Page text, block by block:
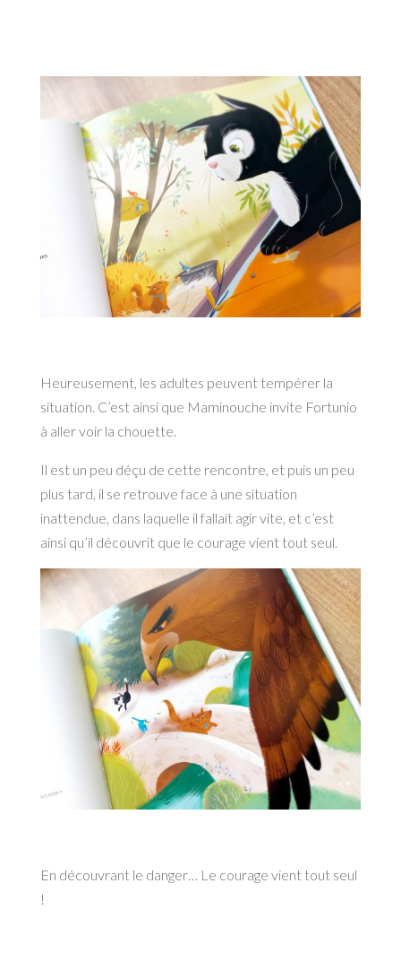
Heureusement, les adultes peuvent tempérer la
situation. C’est ainsi que Maminouche invite Fortunio
à aller voir la chouette.
Il est un peu déçu de cette rencontre, et puis un peu
plus tard, il se retrouve face à une situation
inattendue, dans laquelle il fallait agir vite, et c’est
ainsi qu’il découvrit que le courage vient tout seul.
En découvrant le danger… Le courage vient tout seul
!